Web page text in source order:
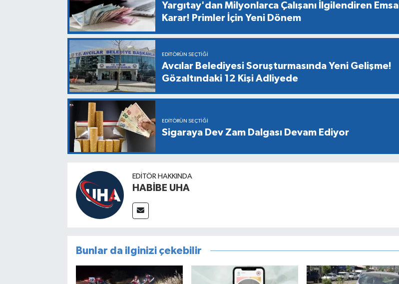
Yargıtay'dan Milyonlarca Çalışanı İlgilendiren Emsal
Karar! Primler İçin Yeni Dönem
EDITÖRÜN SEÇTIĞI
Avcılar Belediyesi Soruşturmasında Yeni Gelişme!
Gözaltındaki 12 Kişi Adliyede
EDITÖRÜN SEÇTIĞI
Sigaraya Dev Zam Dalgası Devam Ediyor
EDITÖR HAKKINDA
HABİBE UHA
Bunlar da ilginizi çekebilir